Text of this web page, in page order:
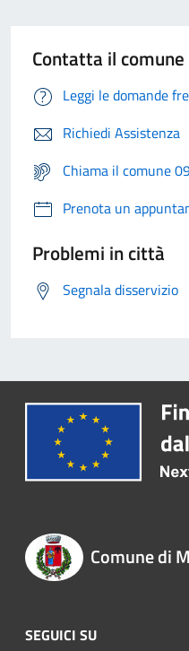
Contatta il comune
Leggi le domande
Richiedi Assistenza
Chiama il comune
Prenota un
Problemi in città
Segnala disservizio
Comune di
SEGUICI SU